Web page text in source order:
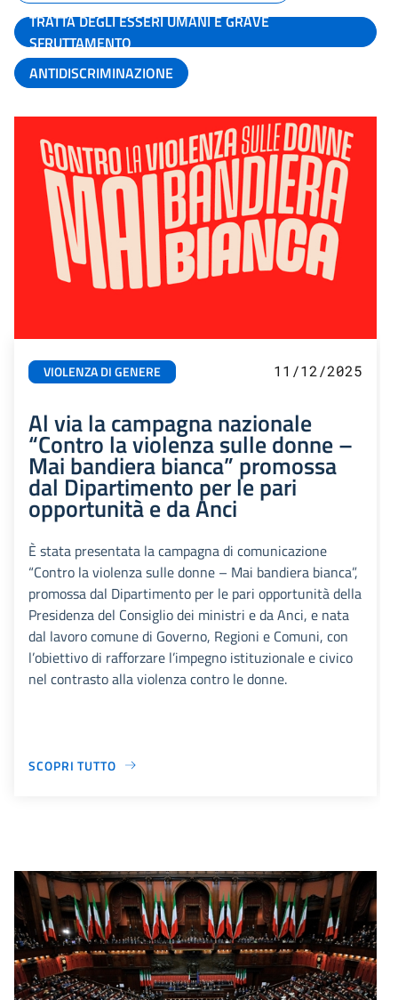
TRATTA DEGLI ESSERI UMANI E GRAVE
SFRUTTAMENTO
ANTIDISCRIMINAZIONE
VIOLENZA DI GENERE 11/12/2025
Al via la campagna nazionale
“Contro la violenza sulle donne –
Mai bandiera bianca” promossa
dal Dipartimento per le pari
opportunità e da Anci
È stata presentata la campagna di comunicazione
“Contro la violenza sulle donne – Mai bandiera bianca”,
promossa dal Dipartimento per le pari opportunità della
Presidenza del Consiglio dei ministri e da Anci, e nata
dal lavoro comune di Governo, Regioni e Comuni, con
l’obiettivo di rafforzare l’impegno istituzionale e civico
nel contrasto alla violenza contro le donne.
SCOPRI TUTTO